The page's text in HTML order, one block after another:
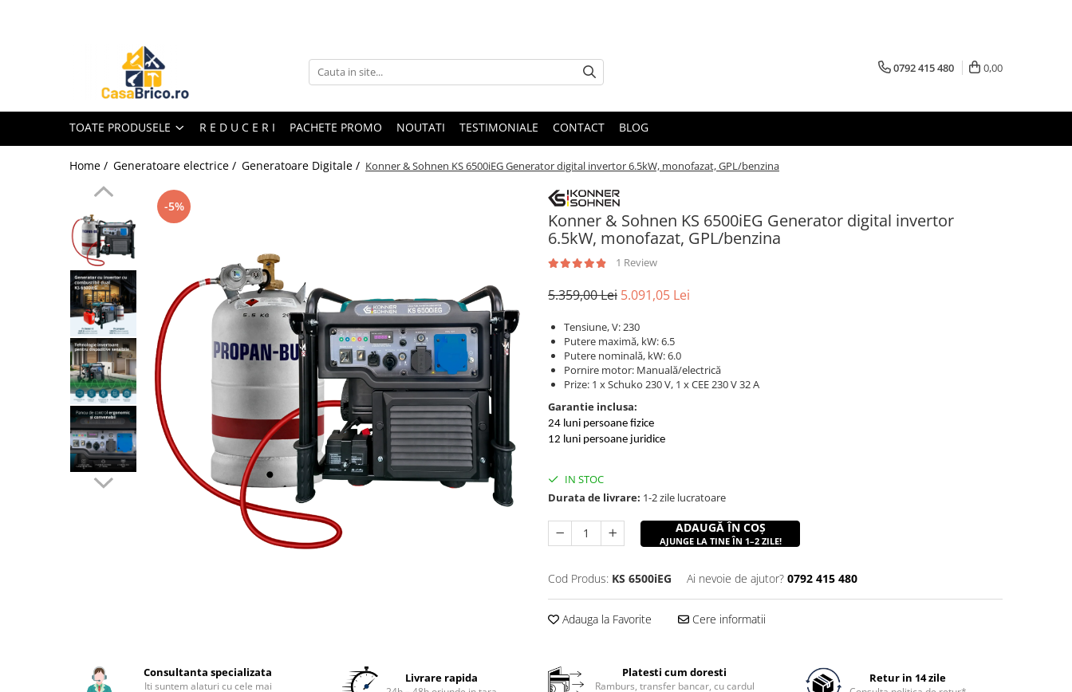
Aparate de sudura
(cu electrod)
Aparate de sudura MMA
transformator (cu electrod)
Aparate de sudura MIG-MAG (cu
Aparate de sudura TIG/WIG (cu
bagheta si argon)
Aparate de sudura in Puncte
Aparate de taiere cu Plasma
Aparate de tras tabla-tinichigerie
Aparate de sudura cu laser
Accesorii sudura
Masti sudura
Sarma sudura MIG/MAG
Electrozi sudura MMA
Baghete si Electrozi sudura
Accesorii sudura in puncte
0792 415 480 0,00
TOATE PRODUSELE R E D U C E R I PACHETE PROMO NOUTATI TESTIMONIALE CONTACT BLOG
Home / Generatoare electrice / Generatoare Digitale / Konner & Sohnen KS 6500iEG Generator digital invertor 6.5kW, monofazat, GPL/benzina
Konner & Sohnen KS 6500iEG Generator digital invertor
6.5kW, monofazat, GPL/benzina
1 Review
-5%
5.359,00 Lei 5.091,05 Lei
Tensiune, V: 230
Putere maximă, kW: 6.5
Putere nominală, kW: 6.0
Pornire motor: Manuală/electrică
Prize: 1 x Schuko 230 V, 1 x CEE 230 V 32 A
Garantie inclusa:
24 luni persoane fizice
12 luni persoane juridice
IN STOC
Durata de livrare: 1-2 zile lucratoare
ADAUGĂ ÎN COȘ
AJUNGE LA TINE ÎN 1–2 ZILE!
Cod Produs: KS 6500iEG Ai nevoie de ajutor? 0792 415 480
Adauga la Favorite Cere informatii
Consultanta specializata
Iti suntem alaturi cu cele mai
Livrare rapida Platesti cum doresti
Ramburs, transfer bancar, cu cardul
Retur in 14 zile